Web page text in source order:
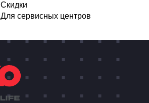
Скидки
Для сервисных центров